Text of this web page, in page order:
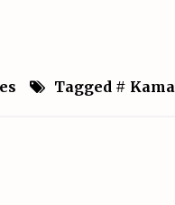
Tagged #